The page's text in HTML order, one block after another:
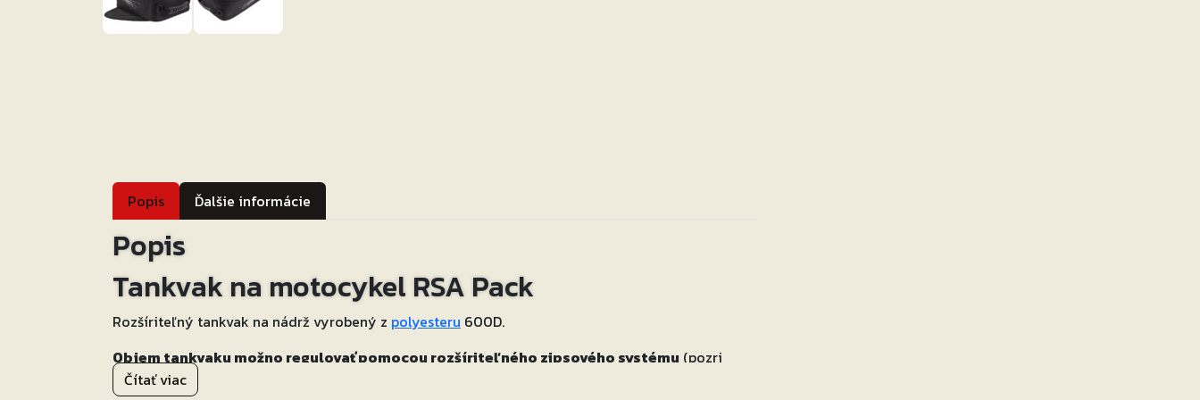
Popis Ďalšie informácie
Popis
Tankvak na motocykel RSA Pack
Rozšíriteľný tankvak na nádrž vyrobený z polyesteru 600D.
Objem tankvaku možno regulovať pomocou rozšíriteľného zipsového systému (pozri
fotografiu).
Čítať viac